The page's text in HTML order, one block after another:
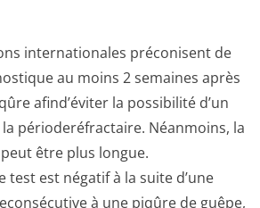
internationales préconisent de
au moins 2 semaines après
afind’éviter la possibilité d’un
périoderéfractaire. Néanmoins, la
être plus longue.
test est négatif à la suite d’une
à une piqûre de guêpe,